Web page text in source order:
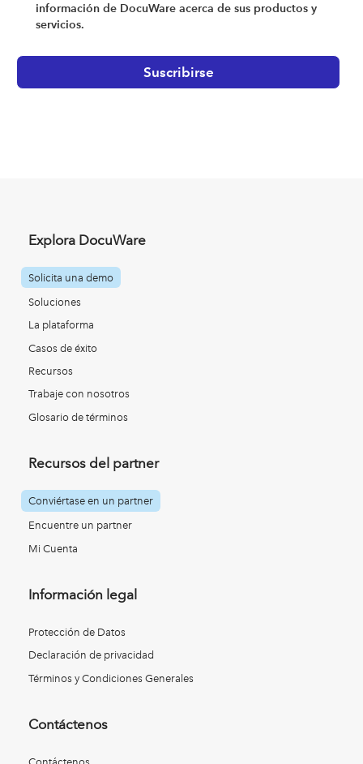
información de DocuWare acerca de sus productos y
servicios.
Explora DocuWare
Solicita una demo
Soluciones
La plataforma
Casos de éxito
Recursos
Trabaje con nosotros
Glosario de términos
Recursos del partner
Conviértase en un partner
Encuentre un partner
Mi Cuenta
Información legal
Protección de Datos
Declaración de privacidad
Términos y Condiciones Generales
Contáctenos